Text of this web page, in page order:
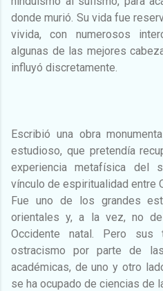
donde murió. Su vida fue
vivida, con numerosos
algunas de las mejores
influyó discretamente.
Escribió una obra
estudioso, que pretendía
experiencia metafísica del
vínculo de espiritualidad entre
Fue uno de los grandes
orientales y, a la vez, no
Occidente natal. Pero
ostracismo por parte de
académicas, de uno y otro
se ha ocupado de ciencias de